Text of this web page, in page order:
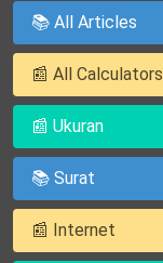
📚 All Articles
📰 All Calculators
📰 Ukuran
📚 Surat
📰 Internet